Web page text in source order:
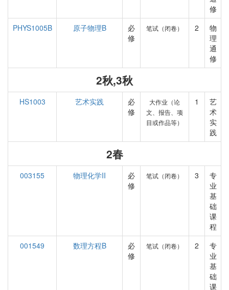
修
PHYS1005B
原子物理B
必
修
笔试（闭卷） 2
物
理
通
修
2秋,3秋
HS1003 艺术实践
必
修
大作业（论
文、报告、项
目或作品等）
1
艺
术
实
践
2春
003155 物理化学II
必
修
笔试（闭卷） 3
专
业
基
础
课
程
001549
数理方程B
必
修
笔试（闭卷） 2
专
业
基
础
课